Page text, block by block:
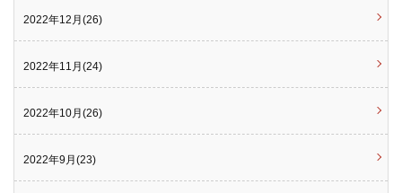
2022年12月(26)
2022年11月(24)
2022年10月(26)
2022年9月(23)